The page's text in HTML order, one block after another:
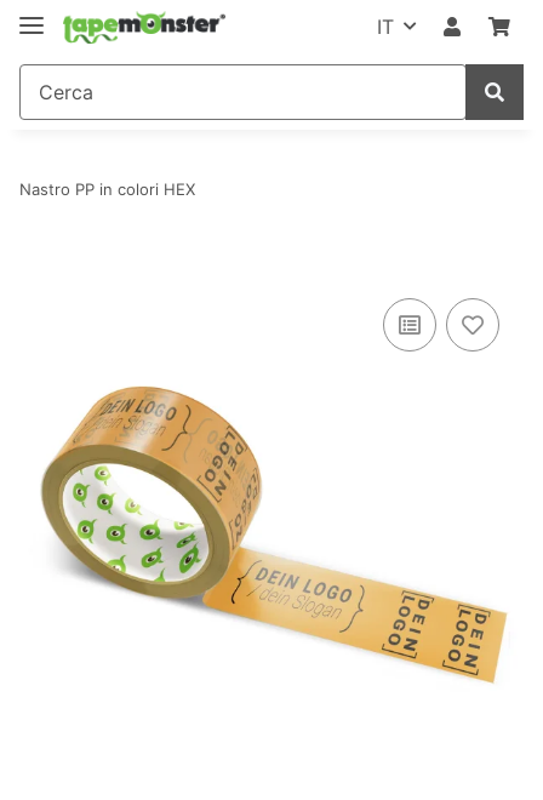
IT
Nastro PP in colori HEX